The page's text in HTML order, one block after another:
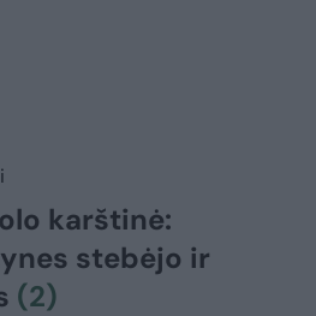
karštinė:
stebėjo ir
(2)